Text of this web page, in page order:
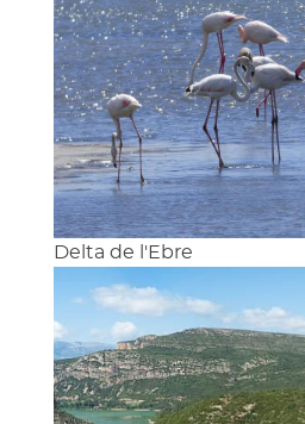
Delta de l'Ebre